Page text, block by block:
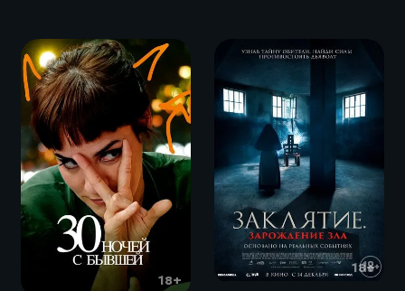
18+
18+